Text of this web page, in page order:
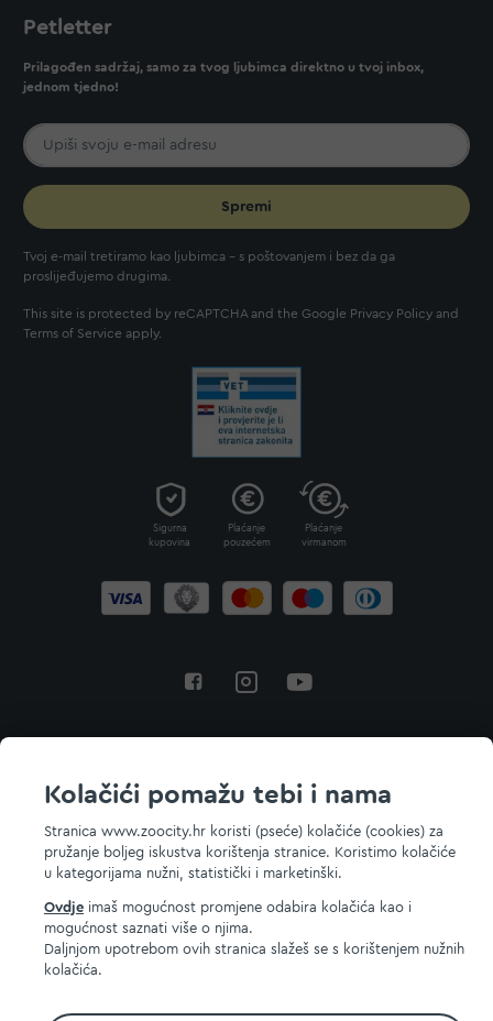
Kolačići pomažu tebi i nama
Stranica www.zoocity.hr koristi (pseće) kolačiće (cookies) za
pružanje boljeg iskustva korištenja stranice. Koristimo kolačiće
u kategorijama nužni, statistički i marketinški.
Ovdje imaš mogućnost promjene odabira kolačića kao i
mogućnost saznati više o njima.
Daljnjom upotrebom ovih stranica slažeš se s korištenjem nužnih
kolačića.
Petletter
Prilagođen sadržaj, samo za tvog ljubimca direktno u tvoj inbox,
jednom tjedno!
Spremi
Tvoj e-mail tretiramo kao ljubimca - s poštovanjem i bez da ga
proslijeđujemo drugima.
This site is protected by reCAPTCHA and the Google Privacy Policy and
Terms of Service apply.
Sigurna
kupovina
Plaćanje
pouzećem
Plaćanje
virmanom
© 2026 ZOOCITY. Sva prava zadržana.